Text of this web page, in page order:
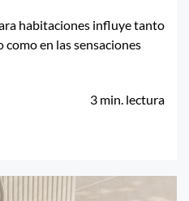
habitaciones influye tanto
como en las sensaciones
3 min. lectura